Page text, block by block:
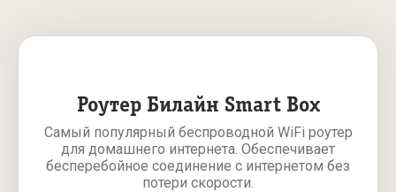
Роутер Билайн Smart Box
Самый популярный беспроводной WiFi роутер
для домашнего интернета. Обеспечивает
бесперебойное соединение с интернетом без
потери скорости.